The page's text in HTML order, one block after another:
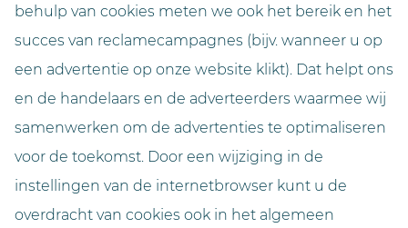
10500
Lengte (meter)
3,05
3,00
Hoogte (meter)
behulp van cookies meten we ook het bereik en het
succes van reclamecampagnes (bijv. wanneer u op
een advertentie op onze website klikt). Dat helpt ons
en de handelaars en de adverteerders waarmee wij
samenwerken om de advertenties te optimaliseren
voor de toekomst. Door een wijziging in de
instellingen van de internetbrowser kunt u de
overdracht van cookies ook in het algemeen